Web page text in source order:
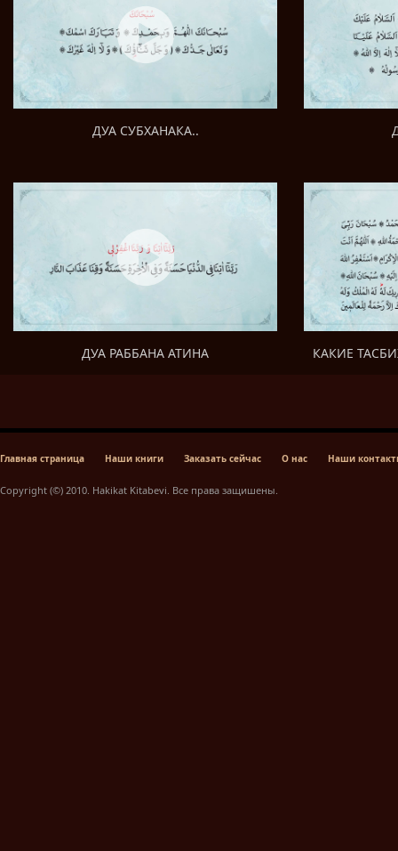
ДУА СУБХАНАКА..
ДУА РАББАНА АТИНА КАКИЕ
Главная страница Наши книги Заказать сейчас О нас Наши
Copyright (©) 2010. Hakikat Kitabevi. Все права защишены.